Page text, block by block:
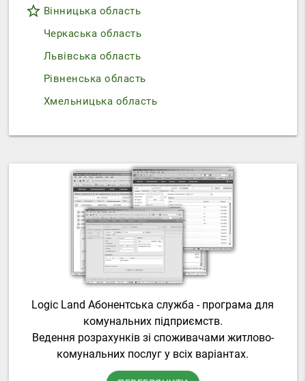
star_border Вінницька область
Черкаська область
Львівська область
Рівненська область
Хмельницька область
Logic Land Абонентська служба - програма для
комунальних підприємств.
Ведення розрахунків зі споживачами житлово-
комунальних послуг у всіх варіантах.